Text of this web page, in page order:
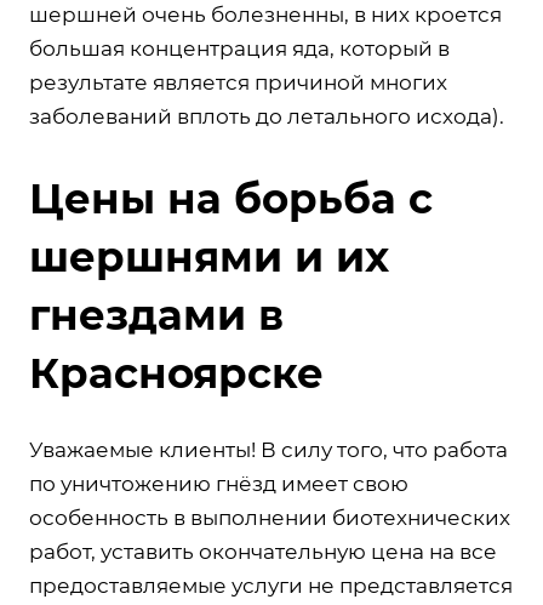
шершней очень болезненны, в них кроется
большая концентрация яда, который в
результате является причиной многих
заболеваний вплоть до летального исхода).
Цены на борьба с
шершнями и их
гнездами в
Красноярске
Уважаемые клиенты! В силу того, что работа
по уничтожению гнёзд имеет свою
особенность в выполнении биотехнических
работ, уставить окончательную цена на все
предоставляемые услуги не представляется